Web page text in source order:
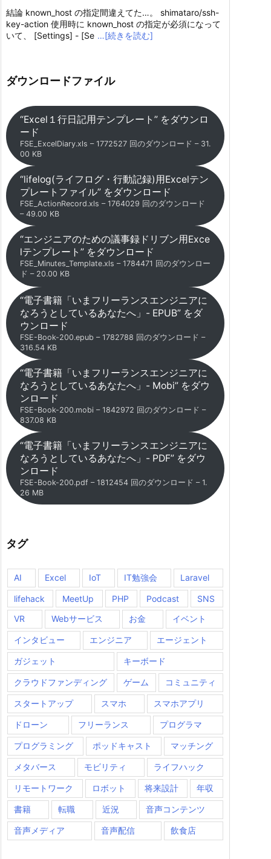
結論 known_host の指定間違えてた…。 shimataro/ssh-
key-action 使用時に known_host の指定が必須になって
いて、 [Settings] - [Se …[続きを読む]
ダウンロードファイル
“Excel１行日記用テンプレート” をダウンロ
ード
FSE_ExcelDiary.xls – 1772527 回のダウンロード – 31.
00 KB
“lifelog(ライフログ・行動記録)用Excelテン
プレートファイル” をダウンロード
FSE_ActionRecord.xls – 1764029 回のダウンロード
– 49.00 KB
“エンジニアのための議事録ドリブン用Exce
lテンプレート” をダウンロード
FSE_Minutes_Template.xls – 1784471 回のダウンロー
ド – 20.00 KB
“電子書籍「いまフリーランスエンジニアに
なろうとしているあなたへ」- EPUB” をダ
ウンロード
FSE-Book-200.epub – 1782788 回のダウンロード –
316.54 KB
“電子書籍「いまフリーランスエンジニアに
なろうとしているあなたへ」- Mobi” をダウ
ンロード
FSE-Book-200.mobi – 1842972 回のダウンロード –
837.08 KB
“電子書籍「いまフリーランスエンジニアに
なろうとしているあなたへ」- PDF” をダウ
ンロード
FSE-Book-200.pdf – 1812454 回のダウンロード – 1.
26 MB
タグ
AI Excel IoT IT勉強会 Laravel
lifehack MeetUp PHP Podcast
SNS
VR
Webサービス お金 イベント
インタビュー エンジニア エージェント
ガジェット キーボード
クラウドファンディング ゲーム コミュニティ
スタートアップ スマホ スマホアプリ
ドローン フリーランス プログラマ
プログラミング ポッドキャスト マッチング
メタバース モビリティ ライフハック
リモートワーク ロボット 将来設計 年収
書籍 転職 近況 音声コンテンツ
音声メディア 音声配信 飲食店